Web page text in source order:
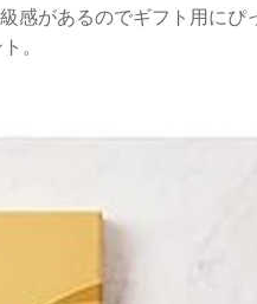
感があるのでギフト用にぴ
。